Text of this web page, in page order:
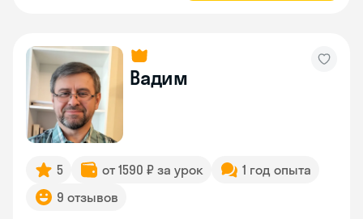
Вадим
5 от 1590 ₽ за урок
1 год опыта
9 отзывов